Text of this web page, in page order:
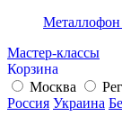
Металлофон
Мастер-классы
Корзина
Москва
Россия Украина